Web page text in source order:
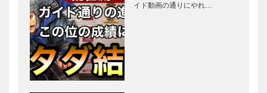
イド動画の通りにやれ…